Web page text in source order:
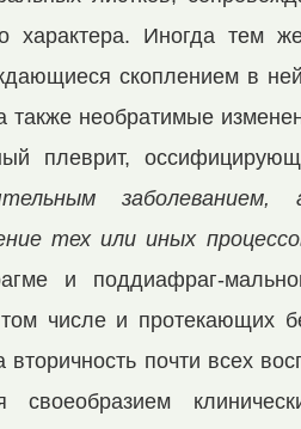
характера. Иногда тем
скоплением в ней
также необратимые
плеврит,
заболева­нием,
тех или иных
и поддиафраг-
числе и протекающих
почти всех